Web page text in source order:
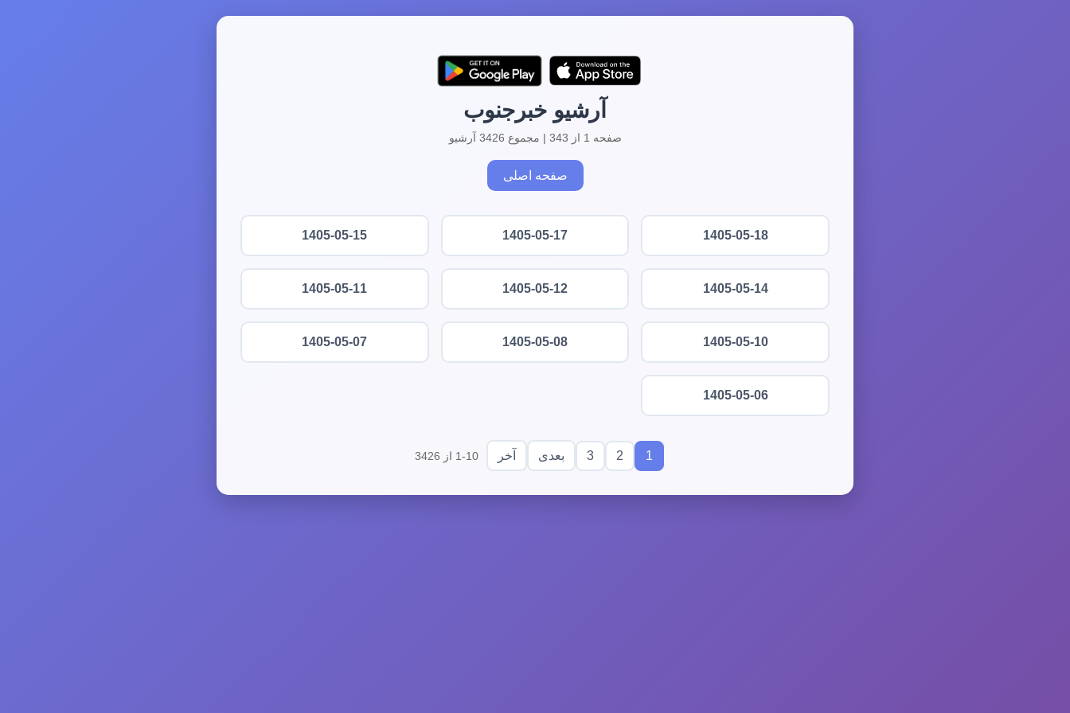
آرشیو خبرجنوب
صفحه 1 از 343 | مجموع 3426 آرشیو
صفحه اصلی
1405-05-18
1405-05-17
1405-05-15
1405-05-14
1405-05-12
1405-05-11
1405-05-10
1405-05-08
1405-05-07
1405-05-06
1
2
3 بعدی آخر 1-10 از 3426